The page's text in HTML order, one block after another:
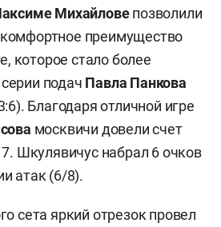
Михайловепозволили
преимущество
которое стало более
подач Павла Панкова
Благодаря отличной игре
москвичи довели счет
Шкулявичус набрал 6 очков
атак (6/8).
сета яркий отрезок провел